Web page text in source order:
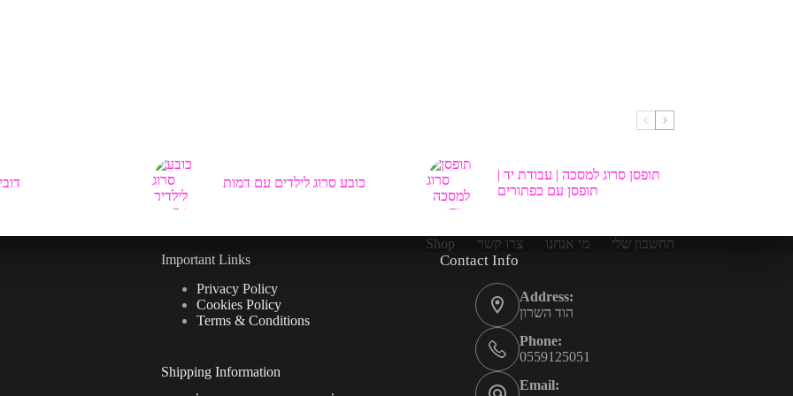
כובע סרוג לילדים עם דמות
תופסן סרוג למסכה | עבודת יד |
תופסן עם כפתורים
Shop צרו קשר מי אנחנו
החשבון שלי
Important Links
Privacy Policy
Cookies Policy
Terms & Conditions
Shipping Information
Contact Info
Address:
הוד השרון
Phone:
0559125051
Email: